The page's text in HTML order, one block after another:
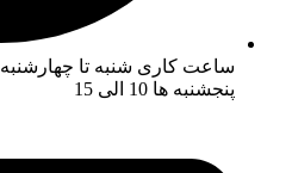
ساعت کاری شنبه تا چهارشنبه 10 الی 18
پنجشنبه ها 10 الی 15